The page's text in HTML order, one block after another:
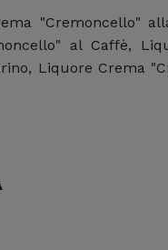
"Cremoncello"
al Caffè,
Liquore Crema